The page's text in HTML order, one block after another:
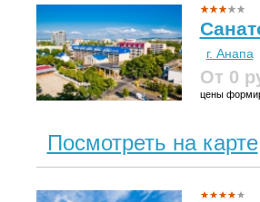
г. Анапа
От 0
цены
Посмотреть на карте